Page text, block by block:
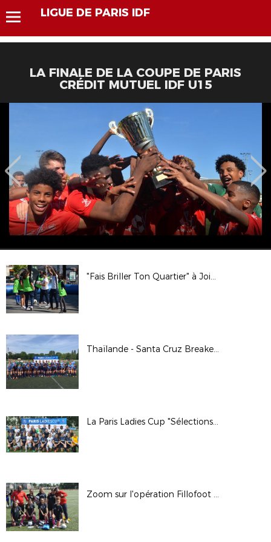
LIGUE DE PARIS IDF
LA FINALE DE LA COUPE DE PARIS
CRÉDIT MUTUEL IDF U15
"Fais Briller Ton Quartier" à Joinville et à Paris
Thaïlande - Santa Cruz Breakers en images
La Paris Ladies Cup "Sélections" en images
Zoom sur l'opération Fillofoot 2/2